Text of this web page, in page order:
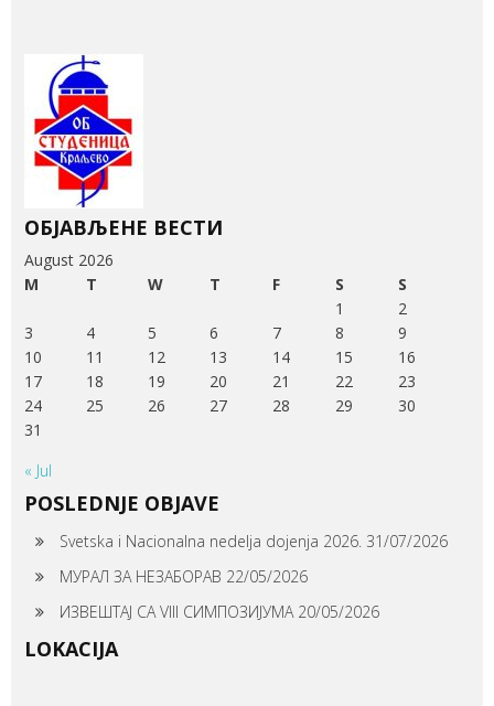
ОБЈАВЉЕНЕ ВЕСТИ
August 2026
M
T W T F S
S
1
2
3
4 5 6 7 8
9
10
11 12 13 14 15
16
17
18 19 20 21 22
23
24
25 26 27 28 29
30
31
« Jul
POSLEDNJE OBJAVE
Svetska i Nacionalna nedelja dojenja 2026. 31/07/2026
МУРАЛ ЗА НЕЗАБОРАВ 22/05/2026
ИЗВЕШТАЈ СА VIII СИМПОЗИЈУМА 20/05/2026
LOKACIJA